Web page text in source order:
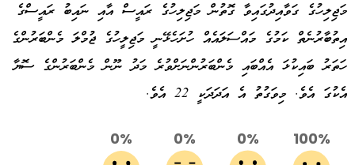
މަޖިލިހުގެ ގަވާއިދުގައިވާ ގޮތުން މަޖިލިހުގެ ރައީސް އާއި ނައިބު ރައީސްގެ
އިތުބާރުނެތް ކަމުގެ މައްސަލައެއް ހުށަހެޅޭނީ މަޖިލީހުގެ ޖުމްލަ މެންބަރުންގެ
ހަތަރު ބައިކުޅަ އެއްބައި މެންބަރުންނަށްވުރެ މަދު ނޫން މެންބަރުންގެ ސޮޔާ
އެކުގަ އެވެ. މިވަގުތު އެ އަދަދަކީ 22 އެވެ.
100%
0%
0%
0%